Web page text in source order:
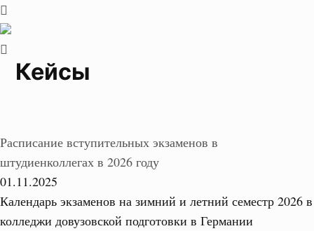
Кейсы
Расписание вступительных экзаменов в
штудиенколлегах в 2026 году
01.11.2025
Календарь экзаменов на зимний и летний семестр 2026 в
колледжи довузовской подготовки в Германии